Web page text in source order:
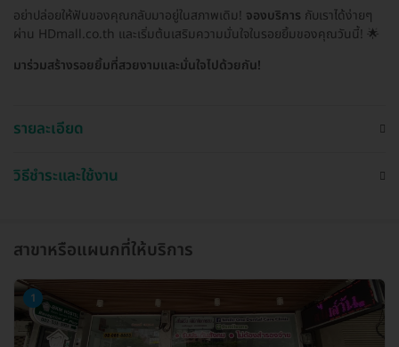
อย่าปล่อยให้ฟันของคุณกลับมาอยู่ในสภาพเดิม! จองบริการ กับเราได้ง่ายๆ
ผ่าน HDmall.co.th และเริ่มต้นเสริมความมั่นใจในรอยยิ้มของคุณวันนี้! 🌟
มาร่วมสร้างรอยยิ้มที่สวยงามและมั่นใจไปด้วยกัน!
รายละเอียด
วิธีชำระและใช้งาน
สาขาหรือแผนกที่ให้บริการ
1